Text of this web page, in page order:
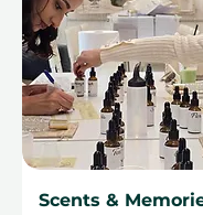
Scents &